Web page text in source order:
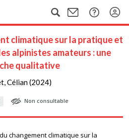
climatique sur la pratique et
alpinistes amateurs : une
qualitative
Célian (2024)
Non consultable
changement climatique sur la